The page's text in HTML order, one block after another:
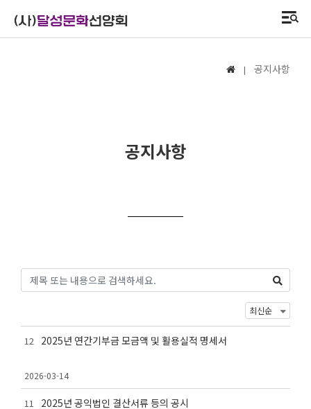
| 공지사항
공지사항
12 2025년 연간기부금 모금액 및 활용실적 명세서
2026-03-14
11 2025년 공익법인 결산서류 등의 공시